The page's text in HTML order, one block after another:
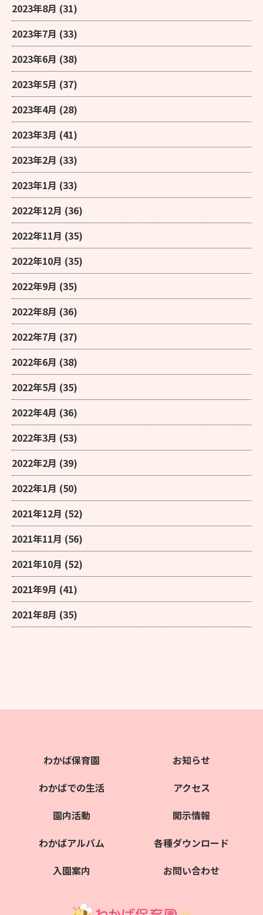
2023年8月 (31)
2023年7月 (33)
2023年6月 (38)
2023年5月 (37)
2023年4月 (28)
2023年3月 (41)
2023年2月 (33)
2023年1月 (33)
2022年12月 (36)
2022年11月 (35)
2022年10月 (35)
2022年9月 (35)
2022年8月 (36)
2022年7月 (37)
2022年6月 (38)
2022年5月 (35)
2022年4月 (36)
2022年3月 (53)
2022年2月 (39)
2022年1月 (50)
2021年12月 (52)
2021年11月 (56)
2021年10月 (52)
2021年9月 (41)
2021年8月 (35)
わかば保育園
わかばでの生活
園内活動
わかばアルバム
入園案内
お知らせ
アクセス
開示情報
各種ダウンロード
お問い合わせ